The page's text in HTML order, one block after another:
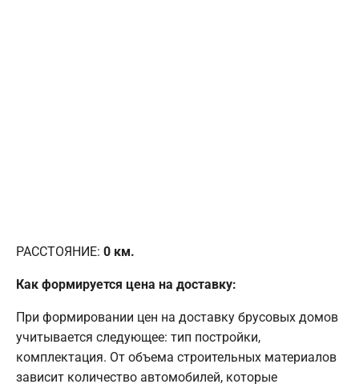
РАССТОЯНИЕ: 0 км.
Как формируется цена на доставку:
При формировании цен на доставку брусовых домов
учитывается следующее: тип постройки,
комплектация. От объема строительных материалов
зависит количество автомобилей, которые